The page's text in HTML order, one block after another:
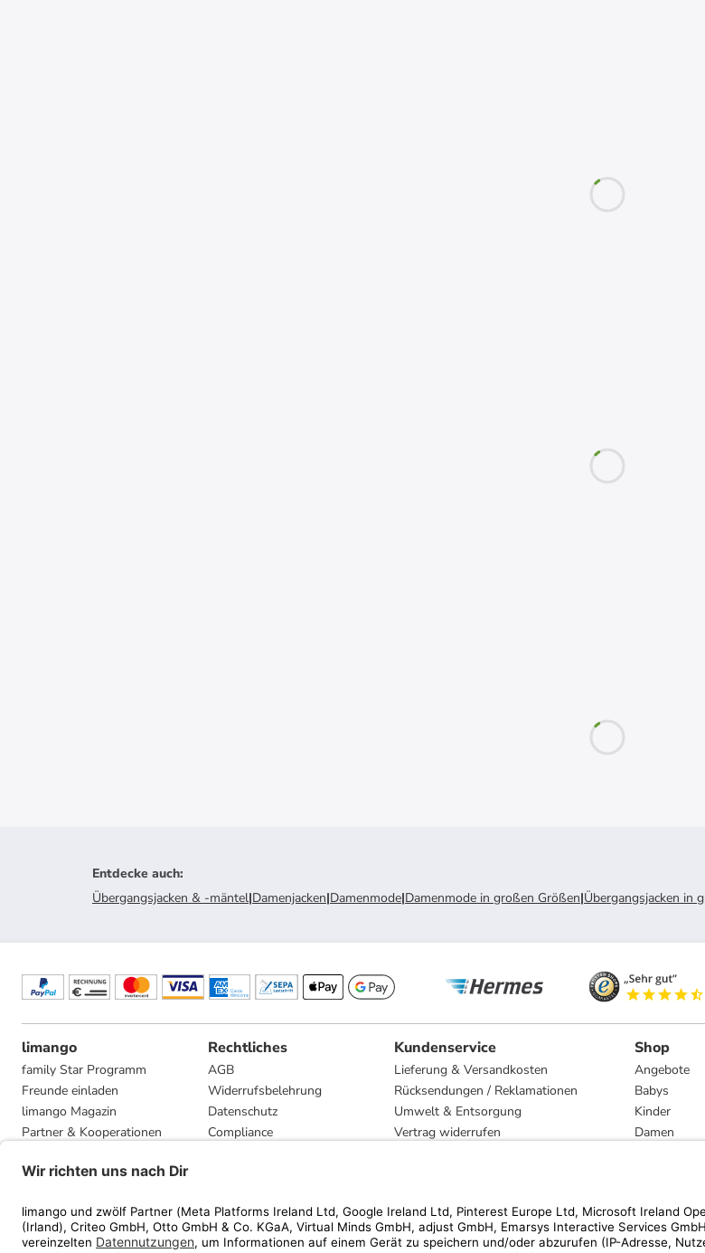
Entdecke auch:
Übergangsjacken & -mäntel|Damenjacken|Damenmode|Damenmode in großen Größen|Übergangsjacken in
limango
family Star Programm
Freunde einladen
limango Magazin
Partner & Kooperationen
Presse
Rechtliches
AGB
Widerrufsbelehrung
Datenschutz
Compliance
Kundenservice
Lieferung & Versandkosten
Rücksendungen / Reklamationen
Umwelt & Entsorgung
Vertrag widerrufen
Shop
Angebote
Babys
Kinder
Damen
Marken